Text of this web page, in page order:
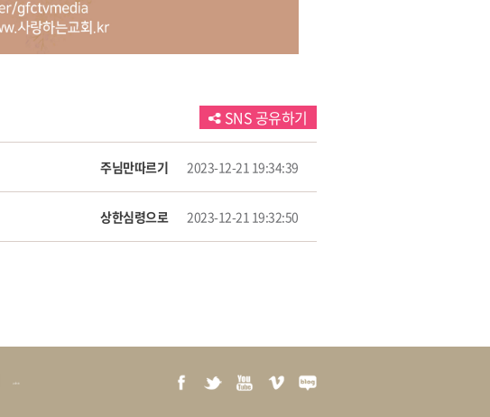
SNS 공유하기
주님만따르기 2023-12-21 19:34:39
상한심령으로 2023-12-21 19:32:50
admin